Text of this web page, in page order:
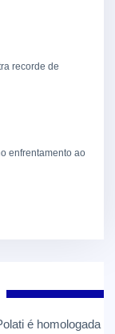
recorde de
enfrentamento ao
é homologada